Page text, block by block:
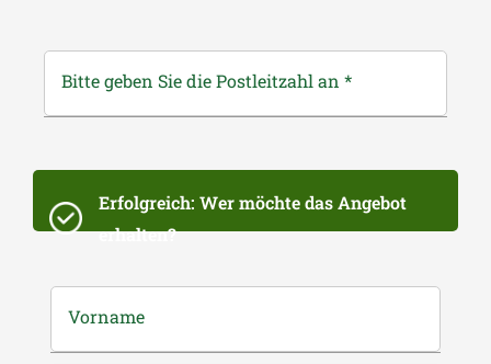
Bitte geben Sie die Postleitzahl an *
Erfolgreich: Wer möchte das Angebot
erhalten?
Vorname